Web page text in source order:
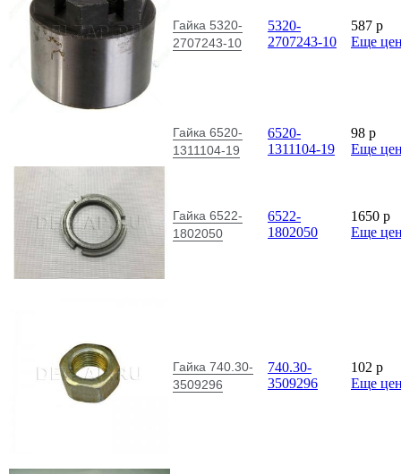
Гайка 5320-
2707243-10
5320-
2707243-10
587 p
Еще
Гайка 6520-
1311104-19
6520-
1311104-19
98 p
Еще
Гайка 6522-
1802050
6522-
1802050
1650 p
Еще
Гайка 740.30-
3509296
740.30-
3509296
102 p
Еще